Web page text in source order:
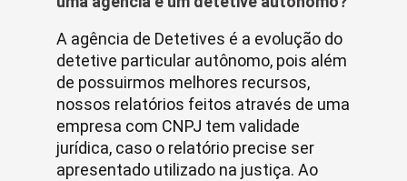
A agência de Detetives é a evolução do
detetive particular autônomo, pois além
de possuirmos melhores recursos,
nossos relatórios feitos através de uma
empresa com CNPJ tem validade
jurídica, caso o relatório precise ser
apresentado utilizado na justiça. Ao